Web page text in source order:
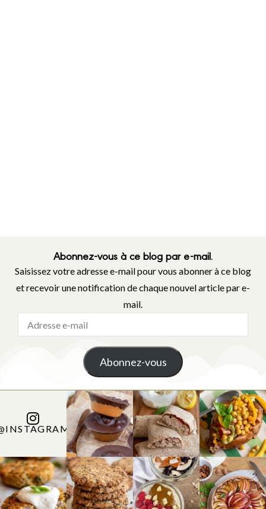
Abonnez-vous à ce blog par e-mail.
Saisissez votre adresse e-mail pour vous abonner à ce blog
et recevoir une notification de chaque nouvel article par e-
mail.
Abonnez-vous